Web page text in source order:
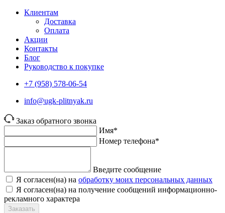
Клиентам
Доставка
Оплата
Акции
Контакты
Блог
Руководство к покупке
+7 (958) 578-06-54
info@ugk-plitnyak.ru
Заказ обратного звонка
Имя*
Номер телефона*
Введите сообщение
Я согласен(на) на обработку моих персональных данных
Я согласен(на) на получение сообщений информационно-
рекламного характера
Заказать